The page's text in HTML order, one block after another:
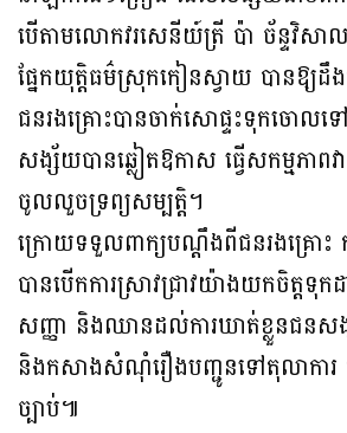
បើតាមលោកវរសេនីយ៍ត្រី ប៉ា ច័ន្ទវិស
ផ្នែកយុត្តិធម៌ស្រុកកៀនស្វាយ បានឱ្យដឹ
ជនរងគ្រោះបានចាក់សោផ្ទះទុកចោលទ
សង្ស័យបានឆ្លៀតឱកាស ធ្វើសកម្មភាពវ
ចូលលួចទ្រព្យសម្បត្តិ។
ក្រោយទទួលពាក្យបណ្ដឹងពីជនរងគ្រោះ ក
បានបើកការស្រាវជ្រាវយ៉ាងយកចិត្ត
សញ្ញា និងឈានដល់ការឃាត់ខ្លួនជនស
និងកសាងសំណុំរឿងបញ្ជូនទៅតុលាការ ច
ច្បាប់៕